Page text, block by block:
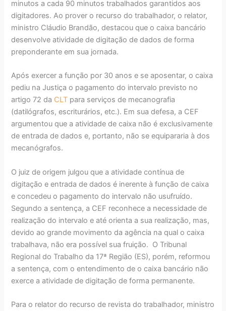
minutos a cada 90 minutos trabalhados garantidos aos
digitadores. Ao prover o recurso do trabalhador, o relator,
ministro Cláudio Brandão, destacou que o caixa bancário
desenvolve atividade de digitação de dados de forma
preponderante em sua jornada.
Após exercer a função por 30 anos e se aposentar, o caixa
pediu na Justiça o pagamento do intervalo previsto no
artigo 72 da CLT para serviços de mecanografia
(datilógrafos, escriturários, etc.). Em sua defesa, a CEF
argumentou que a atividade de caixa não é exclusivamente
de entrada de dados e, portanto, não se equipararia à dos
mecanógrafos.
O juiz de origem julgou que a atividade contínua de
digitação e entrada de dados é inerente à função de caixa
e concedeu o pagamento do intervalo não usufruído.
Segundo a sentença, a CEF reconhece a necessidade de
realização do intervalo e até orienta a sua realização, mas,
devido ao grande movimento da agência na qual o caixa
trabalhava, não era possível sua fruição. O Tribunal
Regional do Trabalho da 17ª Região (ES), porém, reformou
a sentença, com o entendimento de o caixa bancário não
exerce a atividade de digitação de forma permanente.
Para o relator do recurso de revista do trabalhador, ministro